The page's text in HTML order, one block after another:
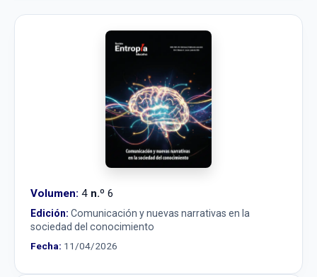
Volumen: 4 n.º 6
Edición: Comunicación y nuevas narrativas en la
sociedad del conocimiento
Fecha: 11/04/2026